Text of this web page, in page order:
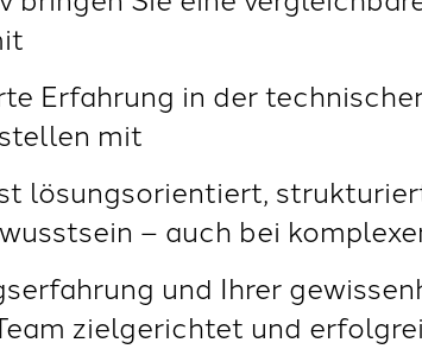
Erfahrung in der
mit
lösungsorientiert,
– auch bei
und Ihrer
zielgerichtet und